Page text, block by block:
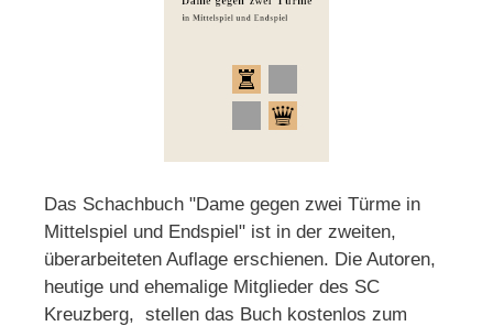
Das Schachbuch "Dame gegen zwei Türme in
Mittelspiel und Endspiel" ist in der zweiten,
überarbeiteten Auflage erschienen. Die Autoren,
heutige und ehemalige Mitglieder des SC
Kreuzberg, stellen das Buch kostenlos zum